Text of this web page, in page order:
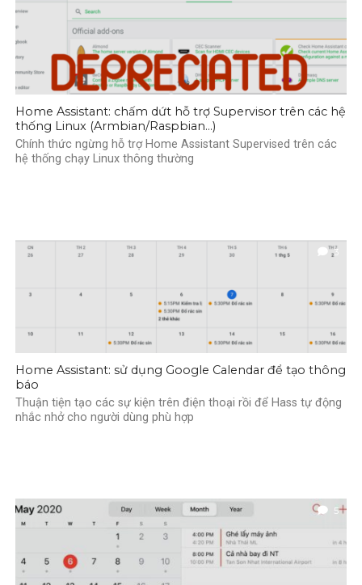
Home Assistant: chấm dứt hỗ trợ Supervisor trên các hệ
thống Linux (Armbian/Raspbian…)
Chính thức ngừng hỗ trợ Home Assistant Supervised trên các
hệ thống chạy Linux thông thường
3
Home Assistant: sử dụng Google Calendar để tạo thông
báo
Thuận tiện tạo các sự kiện trên điện thoại rồi để Hass tự động
nhắc nhở cho người dùng phù hợp
5